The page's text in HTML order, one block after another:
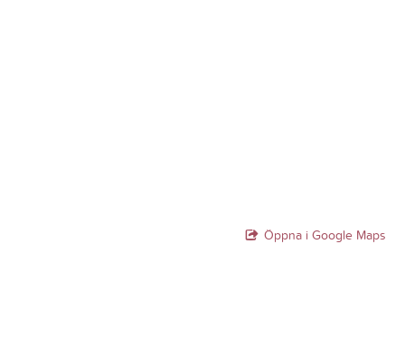
Öppna i Google Maps